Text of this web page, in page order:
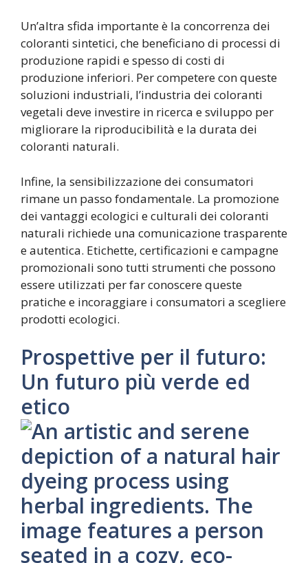
Un’altra sfida importante è la concorrenza dei
coloranti sintetici, che beneficiano di processi di
produzione rapidi e spesso di costi di
produzione inferiori. Per competere con queste
soluzioni industriali, l’industria dei coloranti
vegetali deve investire in ricerca e sviluppo per
migliorare la riproducibilità e la durata dei
coloranti naturali.
Infine, la sensibilizzazione dei consumatori
rimane un passo fondamentale. La promozione
dei vantaggi ecologici e culturali dei coloranti
naturali richiede una comunicazione trasparente
e autentica. Etichette, certificazioni e campagne
promozionali sono tutti strumenti che possono
essere utilizzati per far conoscere queste
pratiche e incoraggiare i consumatori a scegliere
prodotti ecologici.
Prospettive per il futuro:
Un futuro più verde ed
etico